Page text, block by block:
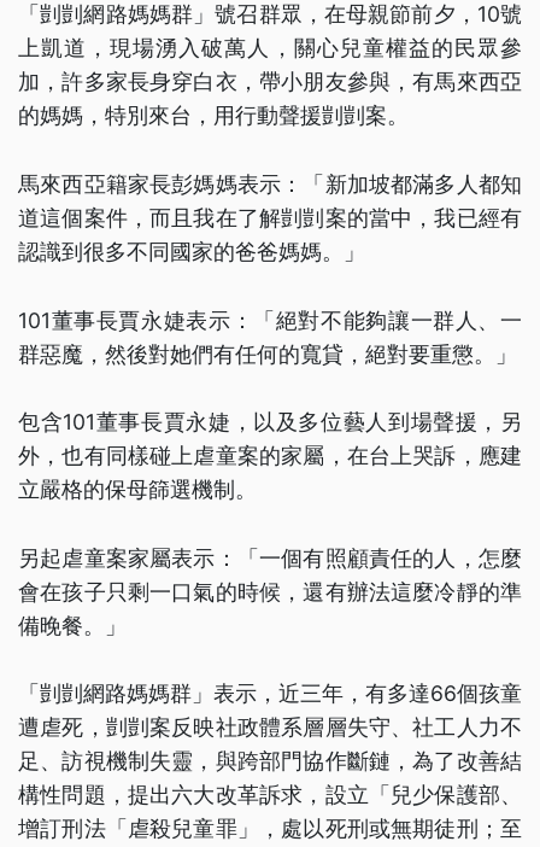
「剴剴網路媽媽群」號召群眾，在母親節前夕，10號
上凱道，現場湧入破萬人，關心兒童權益的民眾參
加，許多家長身穿白衣，帶小朋友參與，有馬來西亞
的媽媽，特別來台，用行動聲援剴剴案。
馬來西亞籍家長彭媽媽表示：「新加坡都滿多人都知
道這個案件，而且我在了解剴剴案的當中，我已經有
認識到很多不同國家的爸爸媽媽。」
101董事長賈永婕表示：「絕對不能夠讓一群人、一
群惡魔，然後對她們有任何的寬貸，絕對要重懲。」
包含101董事長賈永婕，以及多位藝人到場聲援，另
外，也有同樣碰上虐童案的家屬，在台上哭訴，應建
立嚴格的保母篩選機制。
另起虐童案家屬表示：「一個有照顧責任的人，怎麼
會在孩子只剩一口氣的時候，還有辦法這麼冷靜的準
備晚餐。」
「剴剴網路媽媽群」表示，近三年，有多達66個孩童
遭虐死，剴剴案反映社政體系層層失守、社工人力不
足、訪視機制失靈，與跨部門協作斷鏈，為了改善結
構性問題，提出六大改革訴求，設立「兒少保護部、
增訂刑法「虐殺兒童罪」，處以死刑或無期徒刑；至